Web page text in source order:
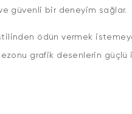
güvenli bir deneyim sağlar.
stilinden ödün vermek
grafik desenlerin güçlü